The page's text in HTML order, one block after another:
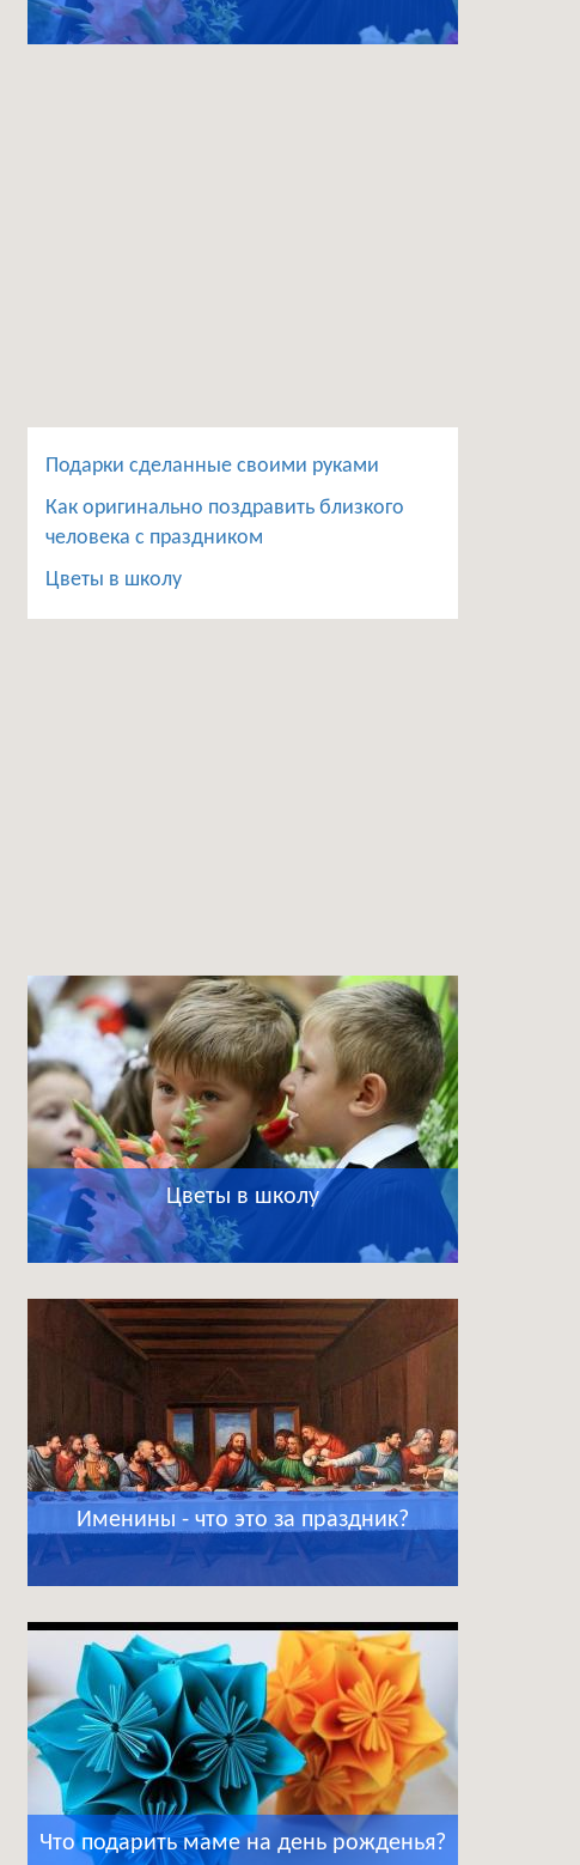
Подарки сделанные своими руками
Как оригинально поздравить близкого
человека с праздником
Цветы в школу
Цветы в школу
Именины - что это за праздник?
Что подарить маме на день рожденья?